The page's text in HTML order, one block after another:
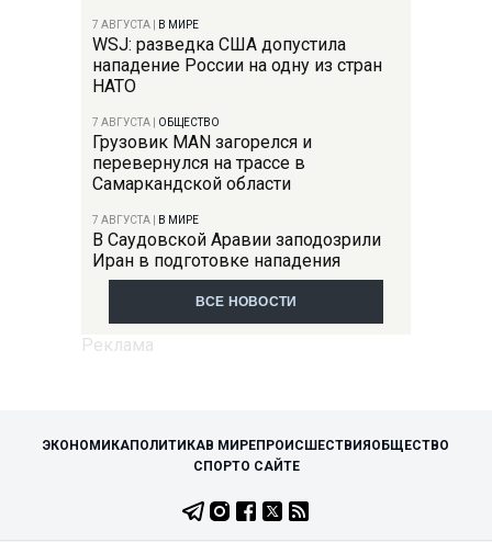
7 АВГУСТА В МИРЕ
WSJ: разведка США допустила
нападение России на одну из стран
НАТО
7 АВГУСТА ОБЩЕСТВО
Грузовик MAN загорелся и
перевернулся на трассе в
Самаркандской области
7 АВГУСТА В МИРЕ
В Саудовской Аравии заподозрили
Иран в подготовке нападения
ВСЕ НОВОСТИ
ЭКОНОМИКАПОЛИТИКАВ МИРЕПРОИСШЕСТВИЯОБЩЕСТВО
СПОРТО САЙТЕ